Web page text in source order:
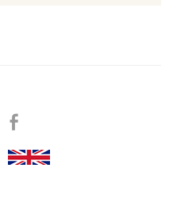
Instagram